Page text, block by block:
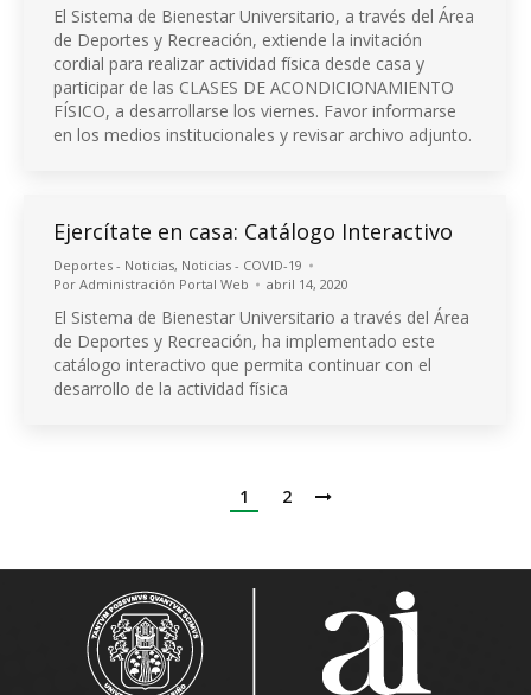
El Sistema de Bienestar Universitario, a través del Área
de Deportes y Recreación, extiende la invitación
cordial para realizar actividad física desde casa y
participar de las CLASES DE ACONDICIONAMIENTO
FÍSICO, a desarrollarse los viernes. Favor informarse
en los medios institucionales y revisar archivo adjunto.
Ejercítate en casa: Catálogo Interactivo
Deportes - Noticias, Noticias - COVID-19
Por Administración Portal Web abril 14, 2020
El Sistema de Bienestar Universitario a través del Área
de Deportes y Recreación, ha implementado este
catálogo interactivo que permita continuar con el
desarrollo de la actividad física
1 2